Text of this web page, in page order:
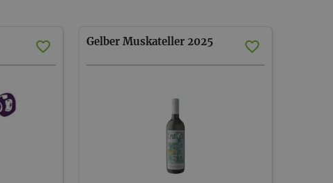
Gelber Muskateller 2025